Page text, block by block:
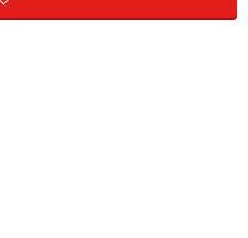
クな眺め。